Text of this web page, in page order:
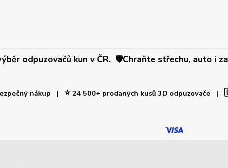
odpuzovačů kun v ČR. 🛡️Chraňte střechu, auto i
nákup | ⭐24 500+ prodaných kusů 3D odpuzovače |